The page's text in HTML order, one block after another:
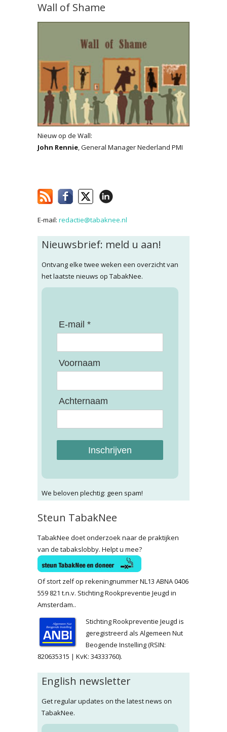
Wall of Shame
Nieuw op de Wall:
John Rennie, General Manager Nederland PMI
E-mail: redactie@tabaknee.nl
Nieuwsbrief: meld u aan!
Ontvang elke twee weken een overzicht van
het laatste nieuws op TabakNee.
E-mail *
Voornaam
Achternaam
Inschrijven
We beloven plechtig: geen spam!
Steun TabakNee
TabakNee doet onderzoek naar de praktijken
van de tabakslobby. Helpt u mee?
Of stort zelf op rekeningnummer NL13 ABNA 0406
559 821 t.n.v. Stichting Rookpreventie Jeugd in
Amsterdam..
Stichting Rookpreventie Jeugd is
geregistreerd als Algemeen Nut
Beogende Instelling (RSIN:
820635315 | KvK: 34333760).
English newsletter
Get regular updates on the latest news on
TabakNee.